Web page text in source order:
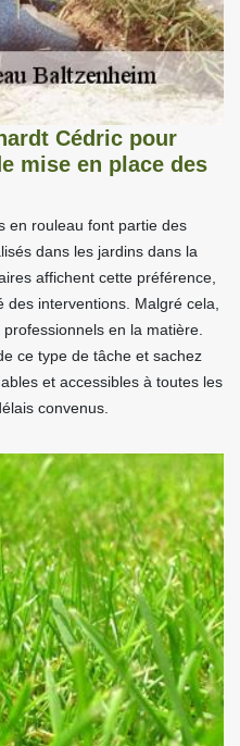
Cédric pour
mise en place des
en rouleau font partie des
dans les jardins dans la
affichent cette préférence,
interventions. Malgré cela,
en la matière.
ce type de tâche et sachez
et accessibles à toutes les
convenus.